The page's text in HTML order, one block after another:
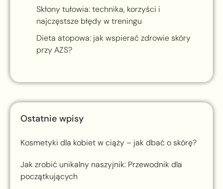
Skłony tułowia: technika, korzyści i
najczęstsze błędy w treningu
Dieta atopowa: jak wspierać zdrowie skóry
przy AZS?
Ostatnie wpisy
Kosmetyki dla kobiet w ciąży – jak dbać o skórę?
Jak zrobić unikalny naszyjnik: Przewodnik dla
początkujących